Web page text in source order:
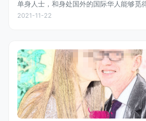
单身人士，和身处国外的国际华人能够觅
半，小编为大家推荐一些适合结缘的国际
2021-11-22